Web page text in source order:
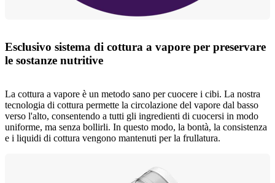
Esclusivo sistema di cottura a vapore per preservare
le sostanze nutritive
La cottura a vapore è un metodo sano per cuocere i cibi. La nostra
tecnologia di cottura permette la circolazione del vapore dal basso
verso l'alto, consentendo a tutti gli ingredienti di cuocersi in modo
uniforme, ma senza bollirli. In questo modo, la bontà, la consistenza
e i liquidi di cottura vengono mantenuti per la frullatura.